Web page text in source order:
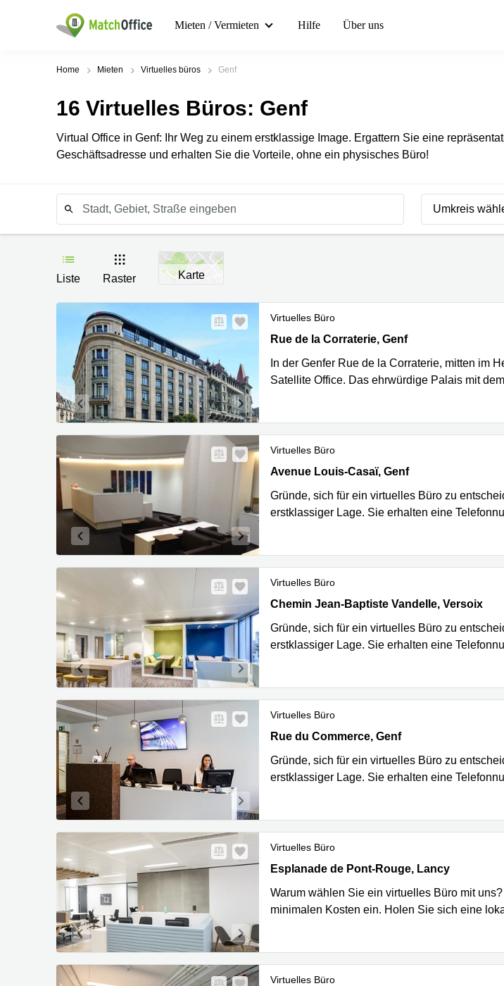
Mieten / Vermieten Hilfe Über uns
Home Mieten Virtuelles büros Genf
16 Virtuelles Büros: Genf
Virtual Office in Genf: Ihr Weg zu einem erstklassige Image. Ergattern Sie eine
Geschäftsadresse und erhalten Sie die Vorteile, ohne ein physisches Büro!
Umkreis
Liste Raster Karte
Virtuelles Büro
Rue de la Corraterie 5, Genf
Rue de la Corraterie, Genf
In der Genfer Rue de la Corraterie, mitten im
Satellite Office. Das ehrwürdige Palais mit
Virtuelles Büro
Avenue Louis-Casaï 18, Genf
Avenue Louis-Casaï, Genf
Gründe, sich für ein virtuelles Büro zu
erstklassiger Lage. Sie erhalten eine
Virtuelles Büro
Chemin Jean-Baptiste Vandelle 3A, Versoix
Chemin Jean-Baptiste Vandelle, Versoix
Gründe, sich für ein virtuelles Büro zu
erstklassiger Lage. Sie erhalten eine
Virtuelles Büro
Rue du Commerce 4, Genf
Rue du Commerce, Genf
Gründe, sich für ein virtuelles Büro zu
erstklassiger Lage. Sie erhalten eine
Virtuelles Büro
Esplanade de Pont-Rouge 4, Lancy
Esplanade de Pont-Rouge, Lancy
Warum wählen Sie ein virtuelles Büro mit
minimalen Kosten ein. Holen Sie sich eine
Virtuelles Büro